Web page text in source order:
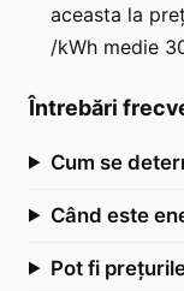
aceasta la
/kWh medie
Întrebări
Cum se
Când este
Pot fi